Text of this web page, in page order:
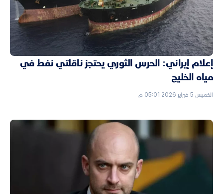
إعلام إيراني: الحرس الثوري يحتجز ناقلتي نفط في
مياه الخليج
الخميس 5 فبراير 2026 05:01 م